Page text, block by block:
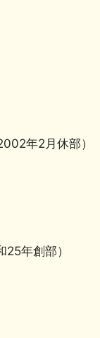
年2月休部）
年創部）